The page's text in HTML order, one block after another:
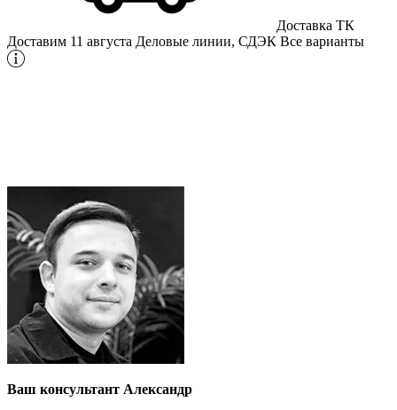
Доставка ТК
Доставим 11 августа Деловые линии, СДЭК Все варианты
Ваш консультант Александр